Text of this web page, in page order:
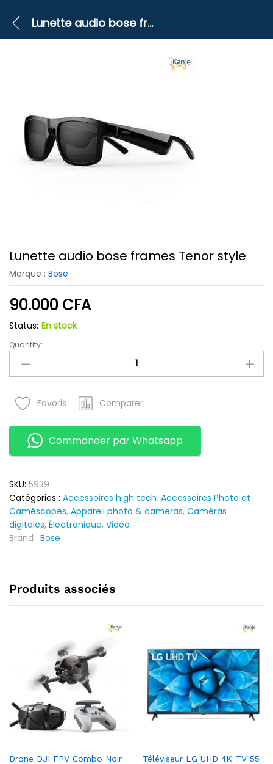
Lunette audio bose frames Tenor style
Lunette audio bose frames Tenor style
Marque : Bose
90.000 CFA
Status: En stock
Lunette
audio
bose
Tenor
quantity
Quantity:
Favoris Comparer
Commander par Whatsapp
SKU: 5939
Catégories : Accessoires high tech, Accessoires Photo et
Caméscopes, Appareil photo & cameras, Caméras
digitales, Électronique, Vidéo
Brand : Bose
Produits associés
Drone DJI FPV Combo Noir
Téléviseur LG UHD 4K TV 55